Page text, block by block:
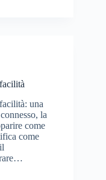
una
la
come
come